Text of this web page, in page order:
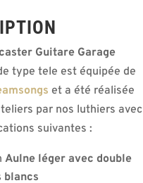
Guitare Garage
type tele est équipée de
et a été réalisée
par nos luthiers avec
suivantes :
Aulne léger avec double
blancs